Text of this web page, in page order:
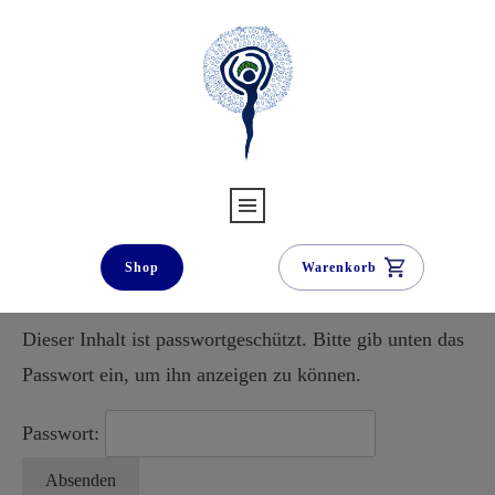
Shop Warenkorb
Dieser Inhalt ist passwortgeschützt. Bitte gib unten das
Passwort ein, um ihn anzeigen zu können.
Passwort: